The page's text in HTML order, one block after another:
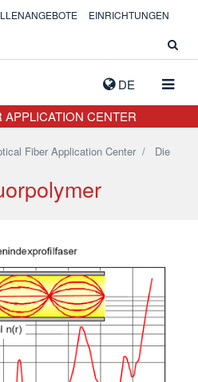
DE
EINRICHTUNGEN
APPLICATION CENTER
Fiber Application Center / Die